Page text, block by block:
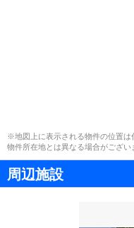
※地図上に表示される物件の位置は
物件所在地とは異なる場合がござい
周辺施設